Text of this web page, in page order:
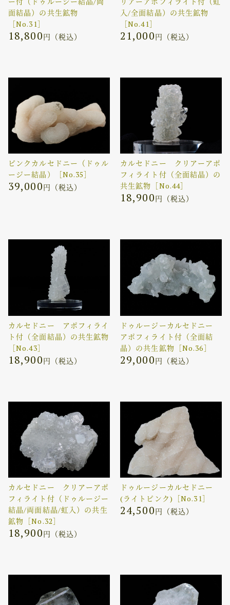
面結晶）の共生鉱物
［No.31］
18,800円（税込）
入/全面結晶）の共生鉱物
［No.41］
21,000円（税込）
ピンクカルセドニー（ドゥル
ージー結晶）［No.35］
39,000円（税込）
カルセドニー クリアーアポ
フィライト付（全面結晶）の
共生鉱物［No.44］
18,900円（税込）
カルセドニー アポフィライ
ト付（全面結晶）の共生鉱物
［No.43］
18,900円（税込）
ドゥルージーカルセドニー
アポフィライト付（全面結
晶）の共生鉱物［No.36］
29,000円（税込）
カルセドニー クリアーアポ
フィライト付（ドゥルージー
結晶/両面結晶/虹入）の共生
鉱物［No.32］
18,900円（税込）
ドゥルージーカルセドニー
(ライトピンク)［No.31］
24,500円（税込）